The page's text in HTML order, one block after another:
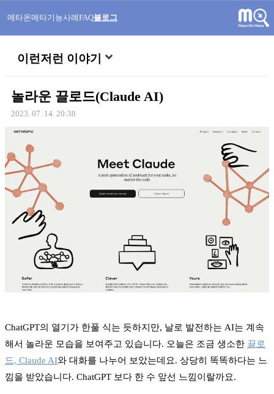
메타온메타기능사례FAQ블로그
이런저런 이야기
놀라운 끌로드(Claude AI)
2023. 07. 14. 20:38
ChatGPT의 열기가 한풀 식는 듯하지만, 날로 발전하는 AI는 계속
해서 놀라운 모습을 보여주고 있습니다. 오늘은 조금 생소한 끌로
드, Claude AI와 대화를 나누어 보았는데요. 상당히 똑똑하다는 느
낌을 받았습니다. ChatGPT 보다 한 수 앞선 느낌이랄까요.